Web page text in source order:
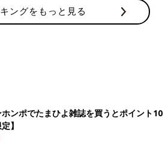
ングをもっと見る
ンポでたまひよ雑誌を買うとポイント10
】